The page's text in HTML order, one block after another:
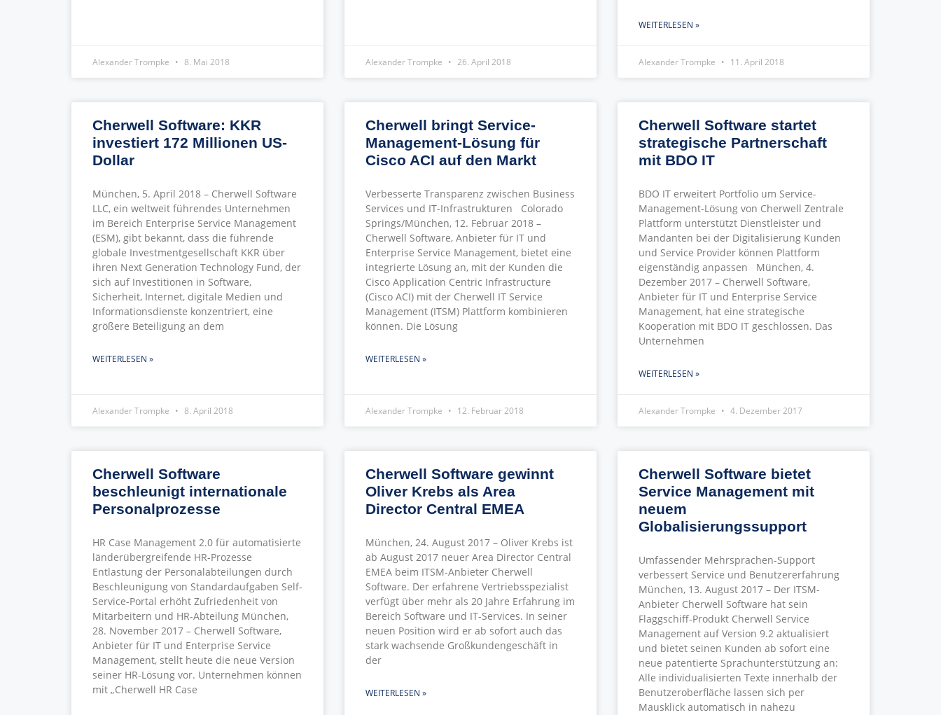
Alexander Trompke 8. Mai 2018 Alexander Trompke 26. April 2018
WEITERLESEN »
Alexander Trompke 11. April 2018
Cherwell Software: KKR
investiert 172 Millionen US-
Dollar
München, 5. April 2018 – Cherwell Software
LLC, ein weltweit führendes Unternehmen
im Bereich Enterprise Service Management
(ESM), gibt bekannt, dass die führende
globale Investmentgesellschaft KKR über
ihren Next Generation Technology Fund, der
sich auf Investitionen in Software,
Sicherheit, Internet, digitale Medien und
Informationsdienste konzentriert, eine
größere Beteiligung an dem
WEITERLESEN »
Alexander Trompke 8. April 2018
Cherwell bringt Service-
Management-Lösung für
Cisco ACI auf den Markt
Verbesserte Transparenz zwischen Business
Services und IT-Infrastrukturen Colorado
Springs/München, 12. Februar 2018 –
Cherwell Software, Anbieter für IT und
Enterprise Service Management, bietet eine
integrierte Lösung an, mit der Kunden die
Cisco Application Centric Infrastructure
(Cisco ACI) mit der Cherwell IT Service
Management (ITSM) Plattform kombinieren
können. Die Lösung
WEITERLESEN »
Alexander Trompke 12. Februar 2018
Cherwell Software startet
strategische Partnerschaft
mit BDO IT
BDO IT erweitert Portfolio um Service-
Management-Lösung von Cherwell Zentrale
Plattform unterstützt Dienstleister und
Mandanten bei der Digitalisierung Kunden
und Service Provider können Plattform
eigenständig anpassen München, 4.
Dezember 2017 – Cherwell Software,
Anbieter für IT und Enterprise Service
Management, hat eine strategische
Kooperation mit BDO IT geschlossen. Das
Unternehmen
WEITERLESEN »
Alexander Trompke 4. Dezember 2017
Cherwell Software
beschleunigt internationale
Personalprozesse
HR Case Management 2.0 für automatisierte
länderübergreifende HR-Prozesse
Entlastung der Personalabteilungen durch
Beschleunigung von Standardaufgaben Self-
Service-Portal erhöht Zufriedenheit von
Mitarbeitern und HR-Abteilung München,
28. November 2017 – Cherwell Software,
Anbieter für IT und Enterprise Service
Management, stellt heute die neue Version
seiner HR-Lösung vor. Unternehmen können
mit „Cherwell HR Case
Cherwell Software gewinnt
Oliver Krebs als Area
Director Central EMEA
München, 24. August 2017 – Oliver Krebs ist
ab August 2017 neuer Area Director Central
EMEA beim ITSM-Anbieter Cherwell
Software. Der erfahrene Vertriebsspezialist
verfügt über mehr als 20 Jahre Erfahrung im
Bereich Software und IT-Services. In seiner
neuen Position wird er ab sofort auch das
stark wachsende Großkundengeschäft in
der
WEITERLESEN »
Cherwell Software bietet
Service Management mit
neuem
Globalisierungssupport
Umfassender Mehrsprachen-Support
verbessert Service und Benutzererfahrung
München, 13. August 2017 – Der ITSM-
Anbieter Cherwell Software hat sein
Flaggschiff-Produkt Cherwell Service
Management auf Version 9.2 aktualisiert
und bietet seinen Kunden ab sofort eine
neue patentierte Sprachunterstützung an:
Alle individualisierten Texte innerhalb der
Benutzeroberfläche lassen sich per
Mausklick automatisch in nahezu